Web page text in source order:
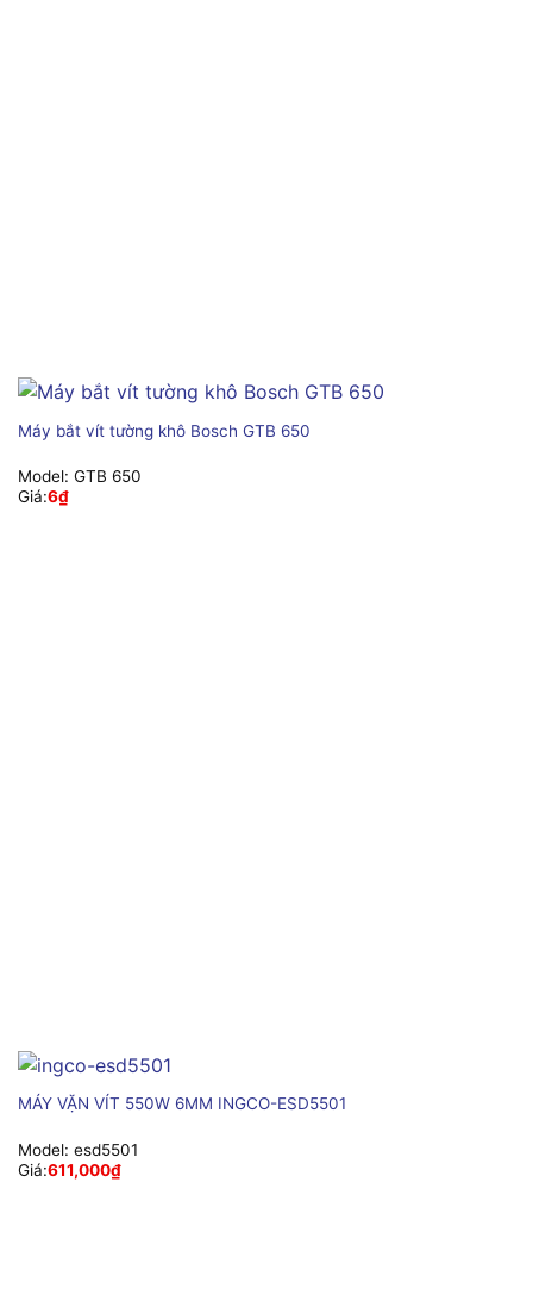
Máy bắt vít tường khô Bosch GTB 650
Model: GTB 650
Giá:6₫
MÁY VẶN VÍT 550W 6MM INGCO-ESD5501
Model: esd5501
Giá:611,000₫